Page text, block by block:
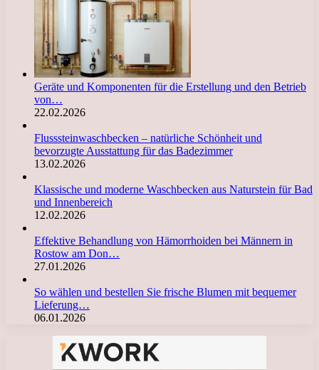
Geräte und Komponenten für die Erstellung und den Betrieb
von…
22.02.2026
Flusssteinwaschbecken – natürliche Schönheit und
bevorzugte Ausstattung für das Badezimmer
13.02.2026
Klassische und moderne Waschbecken aus Naturstein für Bad
und Innenbereich
12.02.2026
Effektive Behandlung von Hämorrhoiden bei Männern in
Rostow am Don…
27.01.2026
So wählen und bestellen Sie frische Blumen mit bequemer
Lieferung…
06.01.2026